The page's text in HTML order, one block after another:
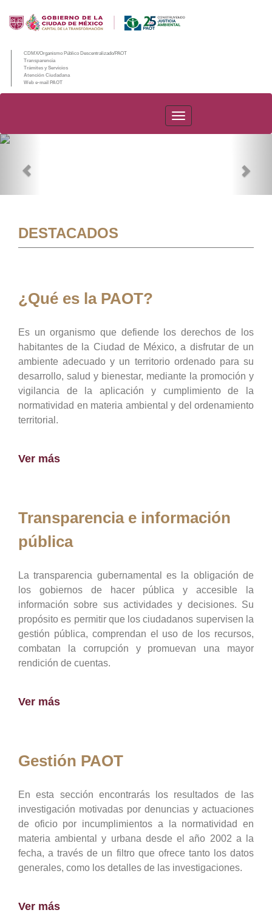
CDMX/Organismo Público Descentralizado/PAOT
Transparencia
Trámites y Servicios
Atención Ciudadana
Web e-mail PAOT
PAOT
DESTACADOS
¿Qué es la PAOT?
Es un organismo que defiende los derechos de los
habitantes de la Ciudad de México, a disfrutar de un
ambiente adecuado y un territorio ordenado para su
desarrollo, salud y bienestar, mediante la promoción y
vigilancia de la aplicación y cumplimiento de la
normatividad en materia ambiental y del ordenamiento
territorial.
Ver más
Transparencia e información
pública
La transparencia gubernamental es la obligación de
los gobiernos de hacer pública y accesible la
información sobre sus actividades y decisiones. Su
propósito es permitir que los ciudadanos supervisen la
gestión pública, comprendan el uso de los recursos,
combatan la corrupción y promuevan una mayor
rendición de cuentas.
Ver más
Gestión PAOT
En esta sección encontrarás los resultados de las
investigación motivadas por denuncias y actuaciones
de oficio por incumplimientos a la normatividad en
materia ambiental y urbana desde el año 2002 a la
fecha, a través de un filtro que ofrece tanto los datos
generales, como los detalles de las investigaciones.
Ver más